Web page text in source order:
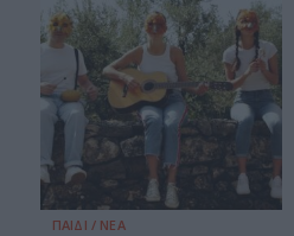
ΠΑΙΔΙ / ΝΕΑ